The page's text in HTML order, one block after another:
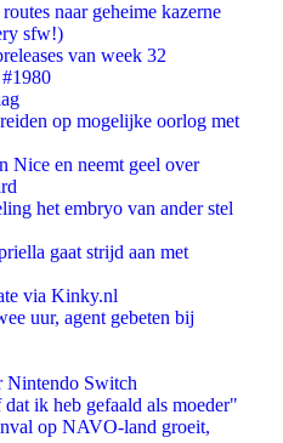
naar geheime kazerne
sfw!)
van week 32
op mogelijke oorlog met
Nice en neemt geel over
het embryo van ander stel
gaat strijd aan met
via Kinky.nl
uur, agent gebeten bij
Nintendo Switch
ik heb gefaald als moeder"
op NAVO-land groeit,